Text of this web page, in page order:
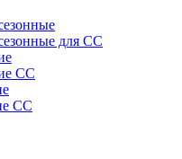
для СС
СС
СС